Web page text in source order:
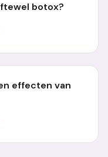
botox?
effecten van